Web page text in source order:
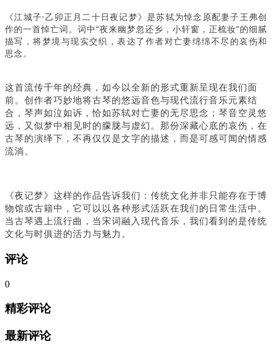
《江城子·乙卯正月二十日夜记梦》是苏轼为悼念原配妻子王弗创
作的一首悼亡词。词中“夜来幽梦忽还乡，小轩窗，正梳妆”的细腻
描写，将梦境与现实交织，表达了作者对亡妻绵绵不尽的哀伤和
思念。
这首流传千年的经典，如今以全新的形式重新呈现在我们面
前。创作者巧妙地将古琴的悠远音色与现代流行音乐元素结
合，琴声如泣如诉，恰如苏轼对亡妻的无尽思念；琴音空灵悠
远，又似梦中相见时的朦胧与虚幻。那份深藏心底的哀伤，在
古琴的演绎下，不再仅仅是文字的描述，而是可感可闻的情感
流淌。
《夜记梦》这样的作品告诉我们：传统文化并非只能存在于博
物馆或古籍中，它可以以各种形式活跃在我们的日常生活中。
当古琴遇上流行曲，当宋词融入现代音乐，我们看到的是传统
文化与时俱进的活力与魅力。
评论
0
精彩评论
最新评论